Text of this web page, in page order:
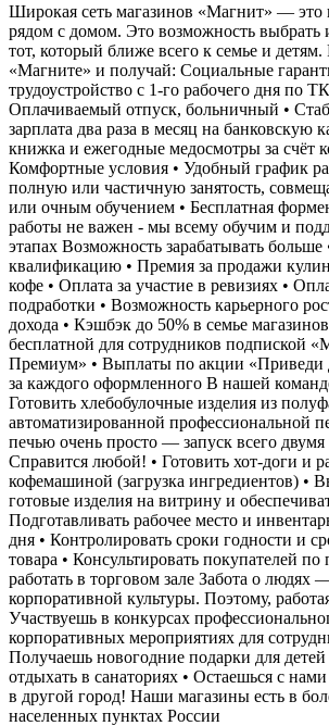
Широкая сеть магазинов «Магнит» — это
рядом с домом. Это возможность выбрать
тот, который ближе всего к семье и детям.
«Магните» и получай: Социальные
трудоустройство с 1-го рабочего дня по
Оплачиваемый отпуск, больничный •
зарплата два раза в месяц на банковскую
книжка и ежегодные медосмотры за счёт
Комфортные условия • Удобный график
полную или частичную занятость,
или очным обучением • Бесплатная
работы не важен - мы всему обучим и
этапах Возможность зарабатывать больше
квалификацию • Премия за продажи
кофе • Оплата за участие в ревизиях •
подработки • Возможность карьерного
дохода • Кэшбэк до 50% в семье
бесплатной для сотрудников подпиской
Премиум» • Выплаты по акции «Приведи
за каждого оформленного В нашей
Готовить хлебобулочные изделия из
автоматизированной профессиональной
печью очень просто — запуск всего
Справится любой! • Готовить хот-доги и
кофемашиной (загрузка ингредиентов) •
готовые изделия на витрину и
Подготавливать рабочее место и
дня • Контролировать сроки годности и
товара • Консультировать покупателей
работать в торговом зале Забота о
корпоративной культуры. Поэтому,
Участвуешь в конкурсах
корпоративных мероприятиях для
Получаешь новогодние подарки для
отдыхать в санаториях • Остаешься с
в другой город! Наши магазины есть в
населенных пунктах России